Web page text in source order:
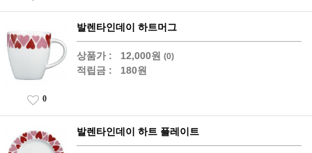
발렌타인데이 하트머그
상품가 : 12,000원 (0)
적립금 : 180원
0
발렌타인데이 하트 플레이트